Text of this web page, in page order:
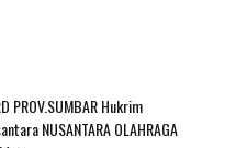
PROV.SUMBARHukrim
NUSANTARAOLAHRAGA